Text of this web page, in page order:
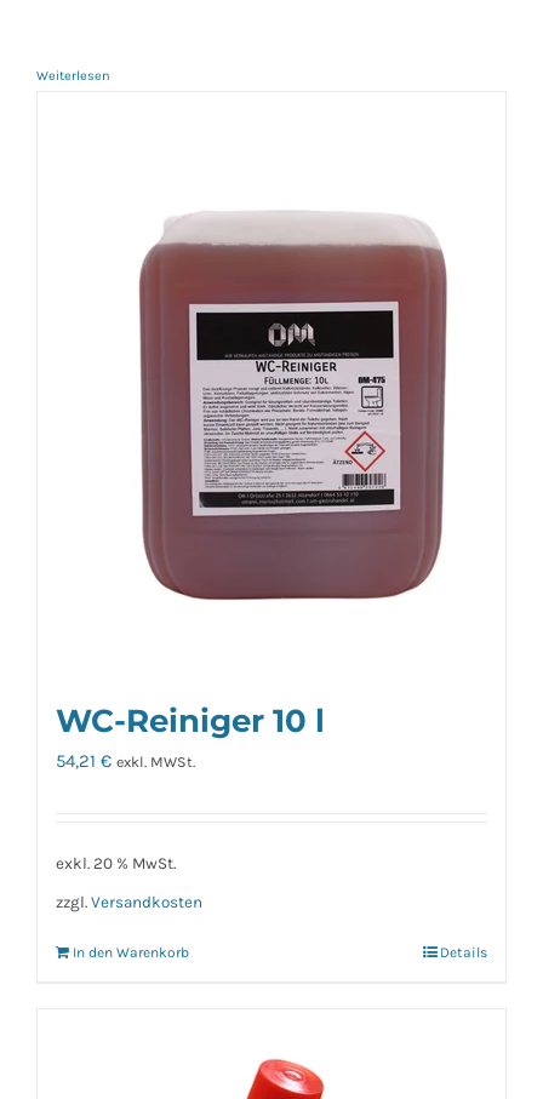
Weiterlesen
WC-Reiniger 10 l
54,21 € exkl. MWSt.
exkl. 20 % MwSt.
zzgl. Versandkosten
In den Warenkorb Details